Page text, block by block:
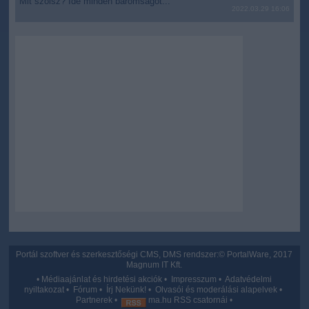
Portál szoftver és szerkesztőségi CMS, DMS rendszer:© PortalWare, 2017
Magnum IT Kft.
• Médiaajánlat és hirdetési akciók • Impresszum •Adatvédelmi
nyiltakozat • Fórum • Írj Nekünk! •Olvasói és moderálási alapelvek •
Partnerek • ma.hu RSS csatornái •